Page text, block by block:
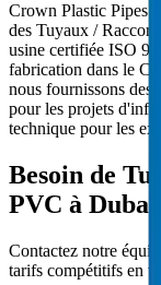
Crown Plastic Pipes
des Tuyaux /
usine certifiée ISO
fabrication dans le
nous fournissons des
pour les projets
technique pour les
Besoin de
PVC à Dubaï ?
Contactez notre
tarifs compétitifs en